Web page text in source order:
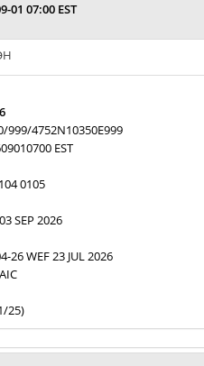
01 07:00 EST
999/4752N10350E999
EST
0105
SEP 2026
26 WEF 23 JUL 2026
25)